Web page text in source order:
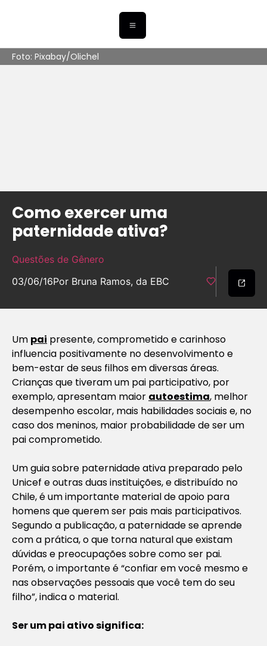
Foto: Pixabay/Olichel
Como exercer uma
paternidade ativa?
Questões de Gênero
03/06/16Por Bruna Ramos, da EBC
Um pai presente, comprometido e carinhoso
influencia positivamente no desenvolvimento e
bem-estar de seus filhos em diversas áreas.
Crianças que tiveram um pai participativo, por
exemplo, apresentam maior autoestima, melhor
desempenho escolar, mais habilidades sociais e, no
caso dos meninos, maior probabilidade de ser um
pai comprometido.
Um guia sobre paternidade ativa preparado pelo
Unicef e outras duas instituições, e distribuído no
Chile, é um importante material de apoio para
homens que querem ser pais mais participativos.
Segundo a publicação, a paternidade se aprende
com a prática, o que torna natural que existam
dúvidas e preocupações sobre como ser pai.
Porém, o importante é “confiar em você mesmo e
nas observações pessoais que você tem do seu
filho”, indica o material.
Ser um pai ativo significa: